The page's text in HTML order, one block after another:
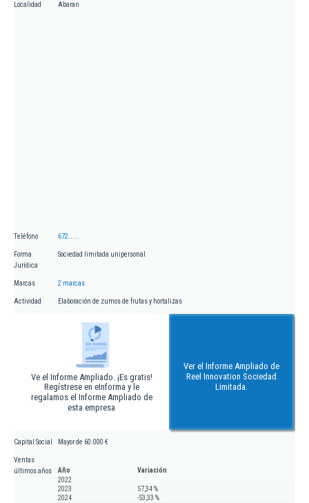
Localidad Abaran
Teléfono 672.....
Forma
Jurídica
Sociedad limitada unipersonal
Marcas 2 marcas
Actividad Elaboración de zumos de frutas y hortalizas
Ve el Informe Ampliado. ¡Es gratis!
Regístrese en eInforma y le
regalamos el Informe Ampliado de
esta empresa
Ver el Informe Ampliado de
Reel Innovation Sociedad
Limitada.
Capital Social Mayor de 60.000 €
Ventas
últimos años
Año
Variación
2022
2023
57,34 %
2024
-53,33 %